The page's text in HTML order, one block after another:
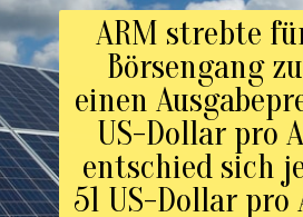
ARM strebte
Börsengang
einen
US-Dollar pro
entschied sich
51 US-Dollar pro